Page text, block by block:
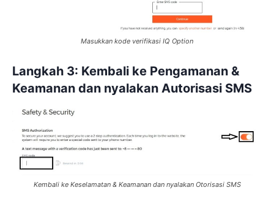
Masukkan kode verifikasi IQ Option
Langkah 3: Kembali ke Pengamanan &
Keamanan dan nyalakan Autorisasi SMS
Kembali ke Keselamatan & Keamanan dan nyalakan Otorisasi SMS